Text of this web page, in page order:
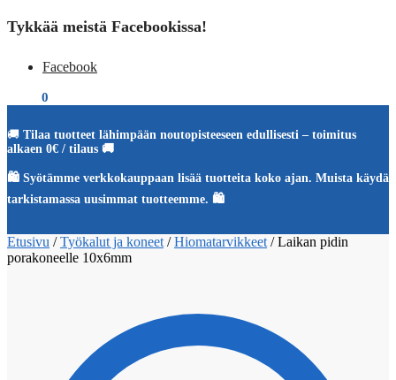
Tykkää meistä Facebookissa!
Facebook
0
🚚 Tilaa tuotteet lähimpään noutopisteeseen edullisesti – toimitus
alkaen 0€ / tilaus 🚚
🛍️ Syötämme verkkokauppaan lisää tuotteita koko ajan. Muista käydä
tarkistamassa uusimmat tuotteemme. 🛍️
Etusivu /Työkalut ja koneet /Hiomatarvikkeet /Laikan pidin
porakoneelle 10x6mm